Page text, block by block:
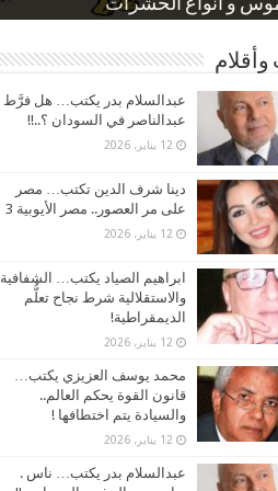
و أنواع الحشرات
بعد ارتفاع الأسعار
نسبة الطلاق في مصر
كاركاتيرية
كاركاتيرية
وأقلام
عبدالسلام بدر يكتب… هل فرَّط
عبدالناصر في السودان ؟..!!
12 يناير، 2026
دينا شرف الدين تكتب… مصر
على مر العصور.. مصر الأيوبية 3
12 يناير، 2026
ابراهيم الصياد يكتب… الشفافية
والاستقلالية شرط نجاح تعلُّم
الديمقراطية!
12 يناير، 2026
محمد يوسف العزيزي يكتب…
قانون القوة يحكم العالم..
والسيادة يتم اختطافها !
12 يناير، 2026
عبدالسلام بدر يكتب… ناس .